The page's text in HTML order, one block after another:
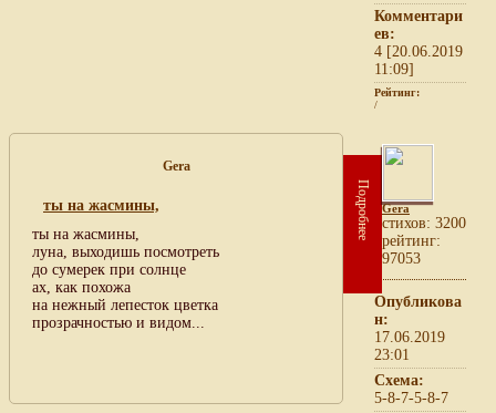
Комментари
ев:
4 [20.06.2019
11:09]
Рейтинг:
/
Gera
ты на жасмины,
ты на жасмины,
луна, выходишь посмотреть
до сумерек при солнце
ах, как похожа
на нежный лепесток цветка
прозрачностью и видом...
Подробнее Gera
cтихов: 3200
рейтинг:
97053
Опубликова
н:
17.06.2019
23:01
Схема:
5-8-7-5-8-7